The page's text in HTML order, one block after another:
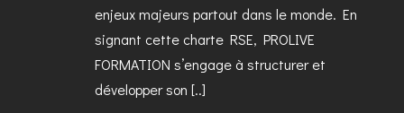
enjeux majeurs partout dans le monde. En
signant cette charte RSE, PROLIVE
FORMATION s’engage à structurer et
développer son [..]